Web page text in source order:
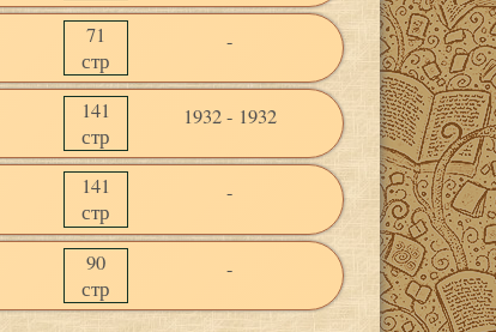
71
стр
-
141
стр
1932 - 1932
141
стр
-
90
стр
-